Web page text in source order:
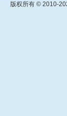
版权所有 © 2010-